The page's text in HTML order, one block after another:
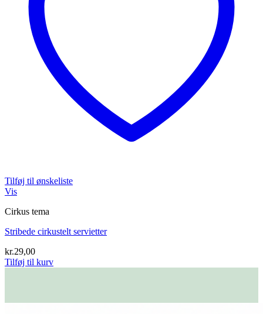
Tilføj til ønskeliste
Vis
Cirkus tema
Stribede cirkustelt servietter
kr.29,00
Tilføj til kurv